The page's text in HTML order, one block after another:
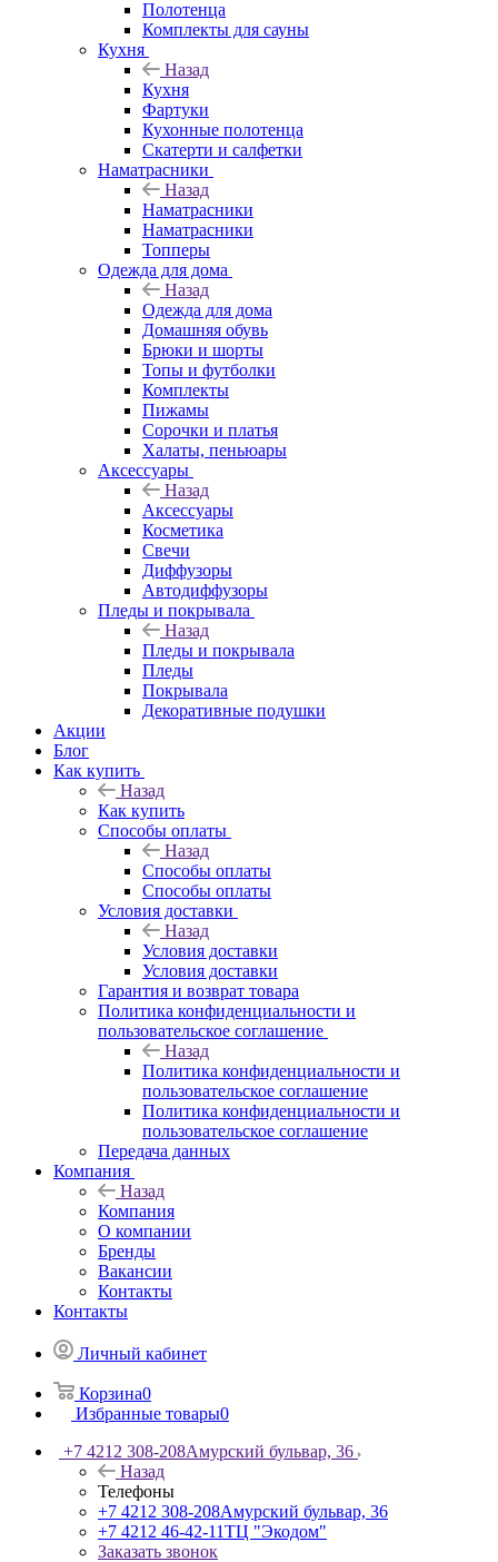
Полотенца
Комплекты для сауны
Кухня
Назад
Кухня
Фартуки
Кухонные полотенца
Скатерти и салфетки
Наматрасники
Назад
Наматрасники
Наматрасники
Топперы
Одежда для дома
Назад
Одежда для дома
Домашняя обувь
Брюки и шорты
Топы и футболки
Комплекты
Пижамы
Сорочки и платья
Халаты, пеньюары
Аксессуары
Назад
Аксессуары
Косметика
Свечи
Диффузоры
Автодиффузоры
Пледы и покрывала
Назад
Пледы и покрывала
Пледы
Покрывала
Декоративные подушки
Акции
Блог
Как купить
Назад
Как купить
Способы оплаты
Назад
Способы оплаты
Способы оплаты
Условия доставки
Назад
Условия доставки
Условия доставки
Гарантия и возврат товара
Политика конфиденциальности и
пользовательское соглашение
Назад
Политика конфиденциальности и
пользовательское соглашение
Политика конфиденциальности и
пользовательское соглашение
Передача данных
Компания
Назад
Компания
О компании
Бренды
Вакансии
Контакты
Контакты
Личный кабинет
Корзина0
Избранные товары0
+7 4212 308-208Амурский бульвар, 36
Назад
Телефоны
+7 4212 308-208Амурский бульвар, 36
+7 4212 46-42-11ТЦ "Экодом"
Заказать звонок